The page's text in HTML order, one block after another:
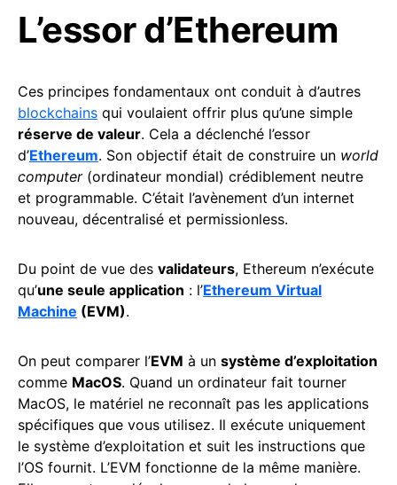
L’essor d’Ethereum
Ces principes fondamentaux ont conduit à d’autres
blockchains qui voulaient offrir plus qu’une simple
réserve de valeur. Cela a déclenché l’essor
d’Ethereum. Son objectif était de construire un world
computer(ordinateur mondial) crédiblement neutre
et programmable. C’était l’avènement d’un internet
nouveau, décentralisé et permissionless.
Du point de vue des validateurs, Ethereum n’exécute
qu’une seule application : l’Ethereum Virtual
Machine (EVM).
On peut comparer l’EVM à un système d’exploitation
comme MacOS. Quand un ordinateur fait tourner
MacOS, le matériel ne reconnaît pas les applications
spécifiques que vous utilisez. Il exécute uniquement
le système d’exploitation et suit les instructions que
l’OS fournit. L’EVM fonctionne de la même manière.